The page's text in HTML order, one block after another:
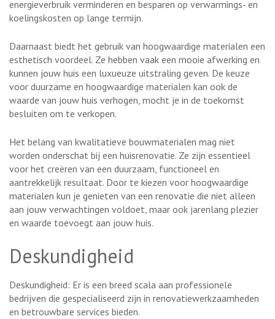
energieverbruik verminderen en besparen op verwarmings- en
koelingskosten op lange termijn.
Daarnaast biedt het gebruik van hoogwaardige materialen een
esthetisch voordeel. Ze hebben vaak een mooie afwerking en
kunnen jouw huis een luxueuze uitstraling geven. De keuze
voor duurzame en hoogwaardige materialen kan ook de
waarde van jouw huis verhogen, mocht je in de toekomst
besluiten om te verkopen.
Het belang van kwalitatieve bouwmaterialen mag niet
worden onderschat bij een huisrenovatie. Ze zijn essentieel
voor het creëren van een duurzaam, functioneel en
aantrekkelijk resultaat. Door te kiezen voor hoogwaardige
materialen kun je genieten van een renovatie die niet alleen
aan jouw verwachtingen voldoet, maar ook jarenlang plezier
en waarde toevoegt aan jouw huis.
Deskundigheid
Deskundigheid: Er is een breed scala aan professionele
bedrijven die gespecialiseerd zijn in renovatiewerkzaamheden
en betrouwbare services bieden.